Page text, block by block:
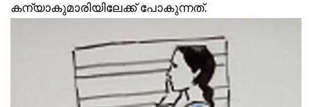
കന്യാകുമാരിയിലേക്ക് പോകുന്നത്.